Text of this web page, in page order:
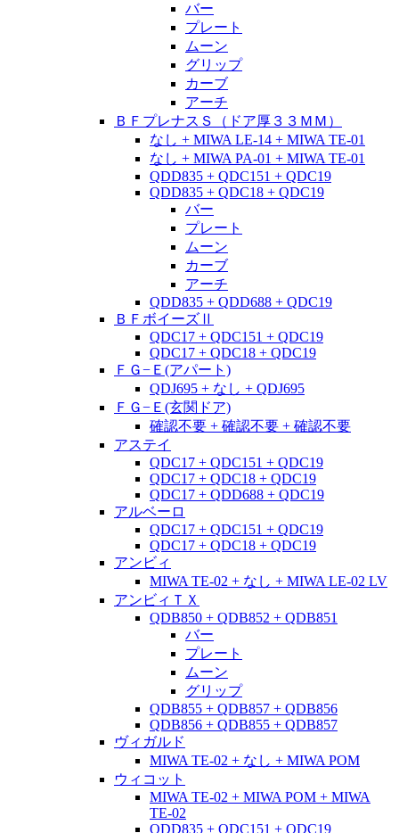
バー
プレート
ムーン
グリップ
カーブ
アーチ
ＢＦプレナスＳ（ドア厚３３ＭＭ）
なし + MIWA LE-14 + MIWA TE-01
なし + MIWA PA-01 + MIWA TE-01
QDD835 + QDC151 + QDC19
QDD835 + QDC18 + QDC19
バー
プレート
ムーン
カーブ
アーチ
QDD835 + QDD688 + QDC19
ＢＦボイーズⅡ
QDC17 + QDC151 + QDC19
QDC17 + QDC18 + QDC19
ＦＧ−Ｅ(アパート)
QDJ695 + なし + QDJ695
ＦＧ−Ｅ(玄関ドア)
確認不要 + 確認不要 + 確認不要
アステイ
QDC17 + QDC151 + QDC19
QDC17 + QDC18 + QDC19
QDC17 + QDD688 + QDC19
アルベーロ
QDC17 + QDC151 + QDC19
QDC17 + QDC18 + QDC19
アンビィ
MIWA TE-02 + なし + MIWA LE-02 LV
アンビィＴＸ
QDB850 + QDB852 + QDB851
バー
プレート
ムーン
グリップ
QDB855 + QDB857 + QDB856
QDB856 + QDB855 + QDB857
ヴィガルド
MIWA TE-02 + なし + MIWA POM
ウィコット
MIWA TE-02 + MIWA POM + MIWA
TE-02
QDD835 + QDC151 + QDC19